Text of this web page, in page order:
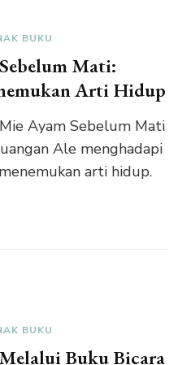
BUKU
Mati:
Arti Hidup
Ayam Sebelum Mati
Ale menghadapi
arti hidup.
BUKU
Buku Bicara